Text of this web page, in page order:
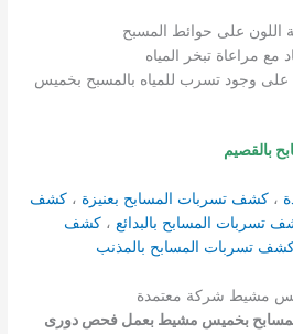
اللون على حوائط المسبح
مع مراعاة تبخر المياه
على وجود تسرب للمياه بالمسبح بخميس
بالقصيم
،كشف تسربات المسابح بعنيزة ،كشف
تسربات المسابح بالبدائع ، كشف
تسربات المسابح بالمذنب
مشيط شركة معتمدة
بخميس مشيط بعمل فحص دورى